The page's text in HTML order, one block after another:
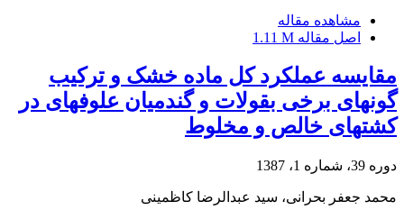
مشاهده مقاله
اصل مقاله 1.11 M
مقایسه عملکرد کل ماده خشک و ترکیب
گونه‎ای برخی بقولات و گندمیان علوفه‎ای در
کشت‎های خالص و مخلوط
دوره 39، شماره 1، 1387
محمد جعفر بحرانی، سید عبدالرضا کاظمینی